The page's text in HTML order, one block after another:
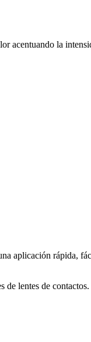
acentuando la
aplicación rápida,
de lentes de